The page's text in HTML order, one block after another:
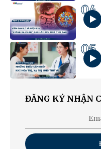
04
05
ĐĂNG KÝ NHẬN